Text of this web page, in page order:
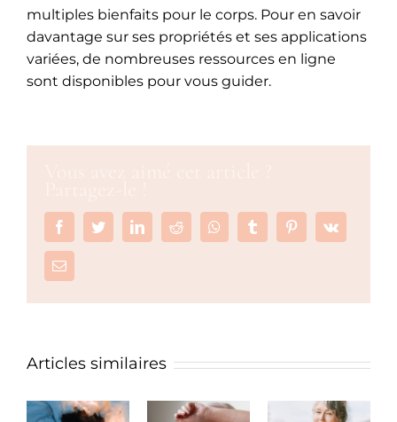
multiples bienfaits pour le corps. Pour en savoir
davantage sur ses propriétés et ses applications
variées, de nombreuses ressources en ligne
sont disponibles pour vous guider.
FacebookTwitterLinkedInReddit WhatsappTumblr PinterestVk
Email
Articles similaires